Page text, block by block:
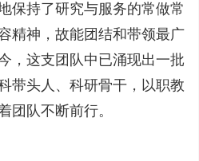
保持了研究与服务的常做常
精神，故能团结和带领最广
，这支团队中已涌现出一批
带头人、科研骨干，以职教
团队不断前行。